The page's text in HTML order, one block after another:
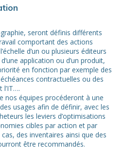
seront définis différents
comportant des actions
d’un ou plusieurs éditeurs
application ou d’un produit,
en fonction par exemple des
contractuelles ou des
l’IT….
nos équipes procéderont à une
usages afin de définir, avec les
les leviers d’optimisations
cibles par action et par
des inventaires ainsi que des
être recommandés.